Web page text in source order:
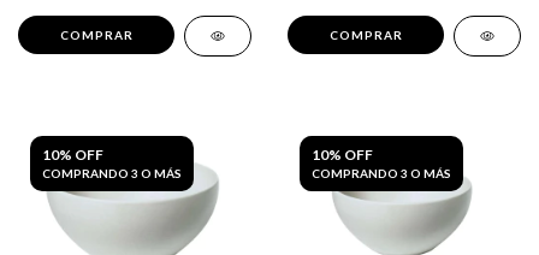
10% OFF
COMPRANDO 3 O MÁS
10% OFF
COMPRANDO 3 O MÁS